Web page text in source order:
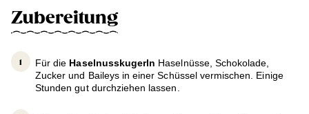
Zubereitung
Für die Haselnusskugerln Haselnüsse, Schokolade,
Zucker und Baileys in einer Schüssel vermischen. Einige
Stunden gut durchziehen lassen.